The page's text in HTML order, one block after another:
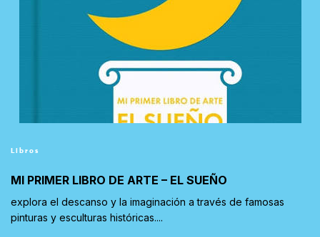
Libros
MI PRIMER LIBRO DE ARTE – EL SUEÑO
explora el descanso y la imaginación a través de famosas
pinturas y esculturas históricas....